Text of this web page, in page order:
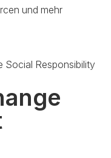
und mehr
Social Responsibility